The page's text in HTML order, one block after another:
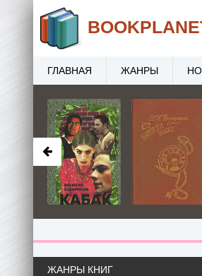
ЖАНРЫ КНИГ
BOOK
ГЛАВНАЯ ЖАНРЫ